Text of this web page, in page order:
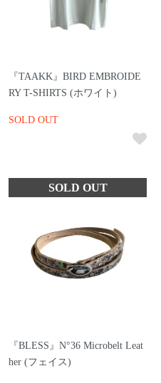
『TAAKK』BIRD EMBROIDE
RY T-SHIRTS (ホワイト)
SOLD OUT
『BLESS』N°36 Microbelt Leat
her (フェイス)